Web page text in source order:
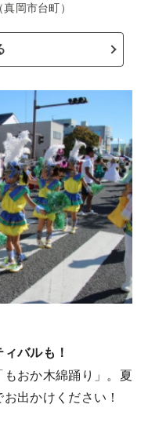
岡市台町）
バルも！
おか木綿踊り」。夏
出かけください！